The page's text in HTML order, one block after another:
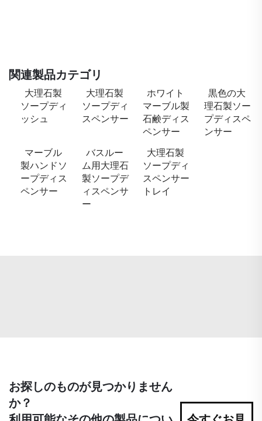
関連製品カテゴリ
大理石製
ソープディ
ッシュ
大理石製
ソープディ
スペンサー
ホワイト
マーブル製
石鹸ディス
ペンサー
黒色の大
理石製ソー
プディスペ
ンサー
マーブル
製ハンドソ
ープディス
ペンサー
バスルー
ム用大理石
製ソープデ
ィスペンサ
ー
大理石製
ソープディ
スペンサー
トレイ
お探しのものが見つかりません
か？